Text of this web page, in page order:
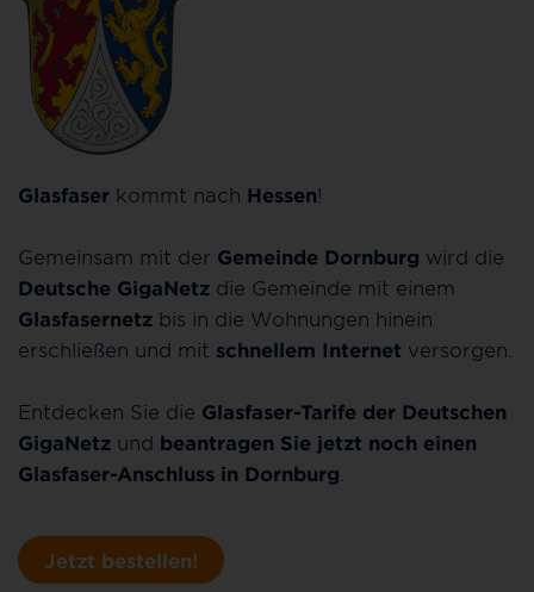
Glasfaser kommt nach Hessen!
Gemeinsam mit der Gemeinde Dornburg wird die
Deutsche GigaNetz die Gemeinde mit einem
Glasfasernetz bis in die Wohnungen hinein
erschließen und mit schnellem Internet versorgen.
Entdecken Sie die Glasfaser-Tarife der Deutschen
GigaNetz und beantragen Sie jetzt noch einen
Glasfaser-Anschluss in Dornburg
Jetzt bestellen!